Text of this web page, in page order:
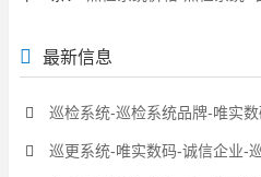
最新信息
巡检系统-巡检系统品牌-唯实
巡更系统-唯实数码-诚信企业-